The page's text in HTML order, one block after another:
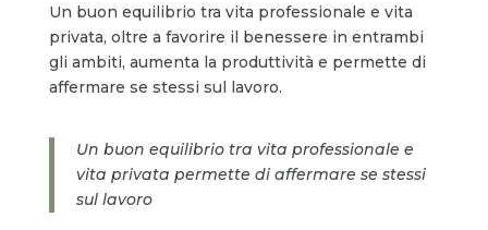
Un buon equilibrio tra vita professionale e vita
privata, oltre a favorire il benessere in entrambi
gli ambiti, aumenta la produttività e permette di
affermare se stessi sul lavoro.
Un buon equilibrio tra vita professionale e
vita privata permette di affermare se stessi
sul lavoro